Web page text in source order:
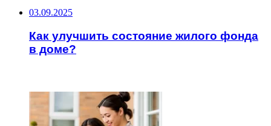
03.09.2025
Как улучшить состояние жилого фонда
в доме?